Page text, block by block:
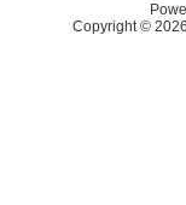
Copyright ©